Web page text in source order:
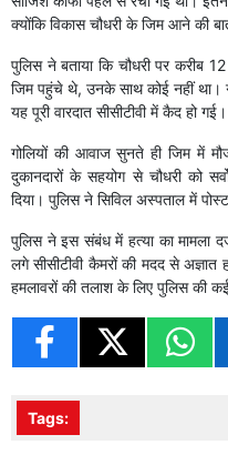
क्योंकि विकास चौधरी के जिम आने की
पुलिस ने बताया कि चौधरी पर करीब
जिम पहुंचे थे, उनके साथ कोई नहीं था।
यह पूरी वारदात सीसीटीवी में कैद हो गई।
गोलियों की आवाज सुनते ही जिम में
दुकानदारों के सहयोग से चौधरी को
दिया। पुलिस ने सिविल अस्पताल में
पुलिस ने इस संबंध में हत्या का मामला
लगे सीसीटीवी कैमरों की मदद से
हमलावरों की तलाश के लिए पुलिस की
Tags: